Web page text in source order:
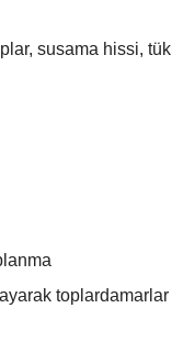
susama hissi,